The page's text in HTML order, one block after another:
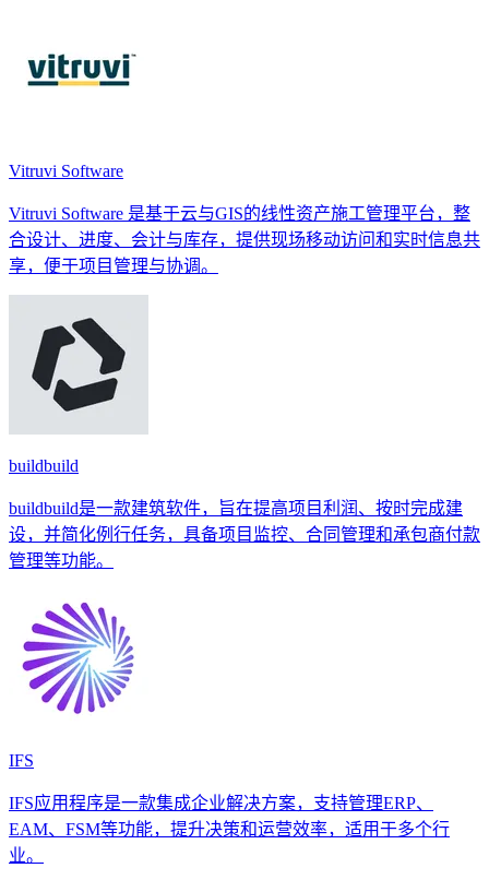
Vitruvi Software
Vitruvi Software 是基于云与GIS的线性资产施工管理平台，整
合设计、进度、会计与库存，提供现场移动访问和实时信息共
享，便于项目管理与协调。
buildbuild
buildbuild是一款建筑软件，旨在提高项目利润、按时完成建
设，并简化例行任务，具备项目监控、合同管理和承包商付款
管理等功能。
IFS
IFS应用程序是一款集成企业解决方案，支持管理ERP、
EAM、FSM等功能，提升决策和运营效率，适用于多个行
业。